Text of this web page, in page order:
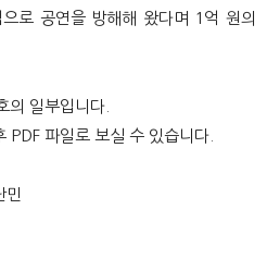
로 공연을 방해해 왔다며 1억 원의
의 일부입니다.
PDF 파일로 보실 수 있습니다.